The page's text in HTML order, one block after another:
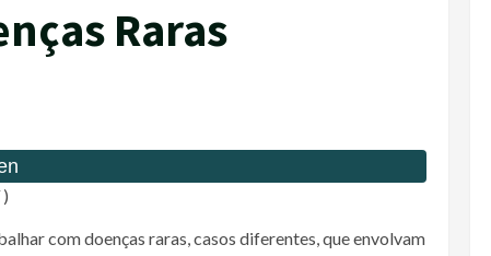
Raras
com doenças raras, casos diferentes, que envolvam